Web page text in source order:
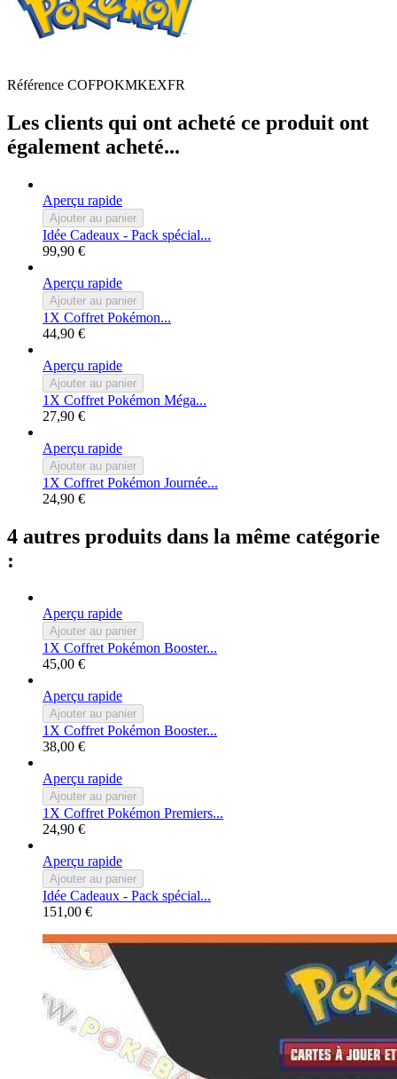
Référence COFPOKMKEXFR
Les clients qui ont acheté ce produit ont
également acheté...
Aperçu rapide
Ajouter au panier
Idée Cadeaux - Pack spécial...
99,90 €
Aperçu rapide
Ajouter au panier
1X Coffret Pokémon...
44,90 €
Aperçu rapide
Ajouter au panier
1X Coffret Pokémon Méga...
27,90 €
Aperçu rapide
Ajouter au panier
1X Coffret Pokémon Journée...
24,90 €
4 autres produits dans la même catégorie
:
Aperçu rapide
Ajouter au panier
1X Coffret Pokémon Booster...
45,00 €
Aperçu rapide
Ajouter au panier
1X Coffret Pokémon Booster...
38,00 €
Aperçu rapide
Ajouter au panier
1X Coffret Pokémon Premiers...
24,90 €
Aperçu rapide
Ajouter au panier
Idée Cadeaux - Pack spécial...
151,00 €